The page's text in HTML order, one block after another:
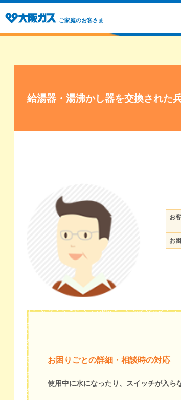
ご家庭のお客さま
給湯器・湯沸かし器を交換された
お
お
お困りごとの詳細・相談時の対応
使用中に水になったり、スイッチが入ら